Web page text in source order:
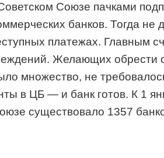
Союзе пачками
банков. Тогда
платежах. Главным
Желающих обрести
множество, не
в ЦБ — и банк готов. К 1
существовало 1357